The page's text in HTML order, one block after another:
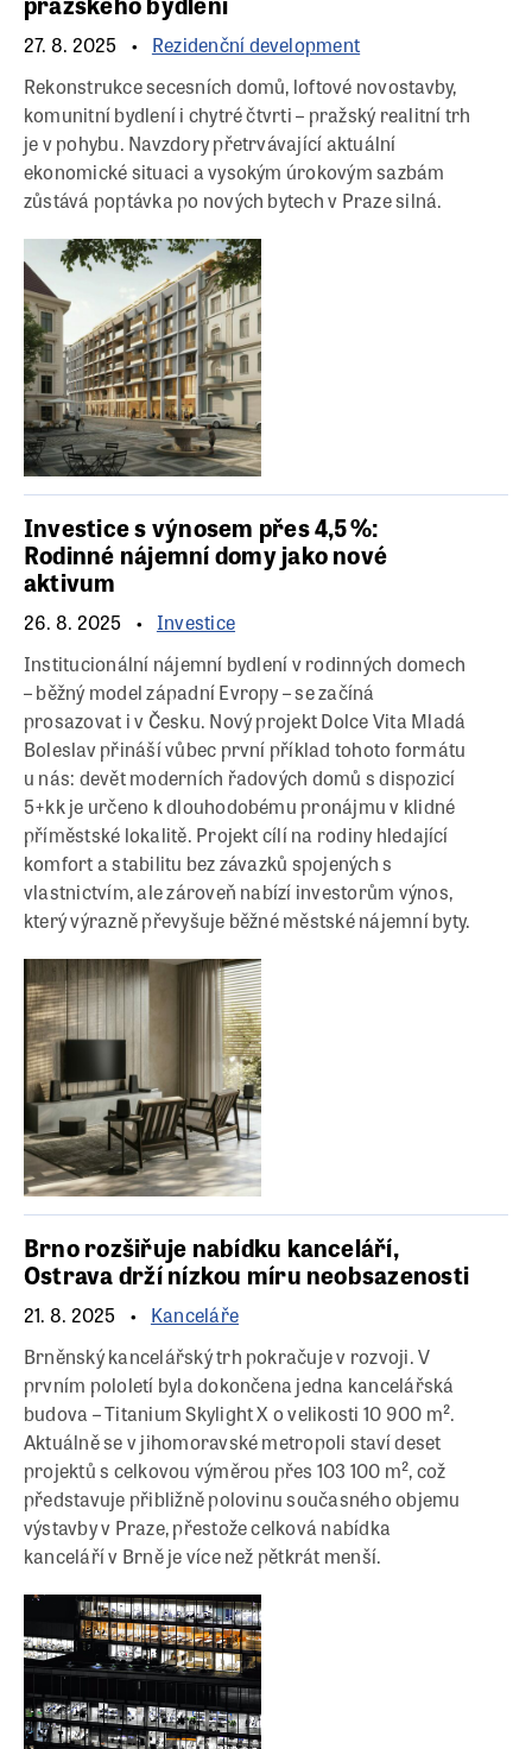
27. 8. 2025
Rezidenční development
Rekonstrukce secesních domů, loftové novostavby,
komunitní bydlení i chytré čtvrti – pražský realitní trh
je v pohybu. Navzdory přetrvávající aktuální
ekonomické situaci a vysokým úrokovým sazbám
zůstává poptávka po nových bytech v Praze silná.
Investice s výnosem přes 4,5 %:
Rodinné nájemní domy jako nové
aktivum
26. 8. 2025
Investice
Institucionální nájemní bydlení v rodinných domech
– běžný model západní Evropy – se začíná
prosazovat i v Česku. Nový projekt Dolce Vita Mladá
Boleslav přináší vůbec první příklad tohoto formátu
u nás: devět moderních řadových domů s dispozicí
5+kk je určeno k dlouhodobému pronájmu v klidné
příměstské lokalitě. Projekt cílí na rodiny hledající
komfort a stabilitu bez závazků spojených s
vlastnictvím, ale zároveň nabízí investorům výnos,
který výrazně převyšuje běžné městské nájemní byty.
Brno rozšiřuje nabídku kanceláří,
Ostrava drží nízkou míru neobsazenosti
21. 8. 2025
Kanceláře
Brněnský kancelářský trh pokračuje v rozvoji. V
prvním pololetí byla dokončena jedna kancelářská
budova – Titanium Skylight X o velikosti 10 900 m².
Aktuálně se v jihomoravské metropoli staví deset
projektů s celkovou výměrou přes 103 100 m², což
představuje přibližně polovinu současného objemu
výstavby v Praze, přestože celková nabídka
kanceláří v Brně je více než pětkrát menší.